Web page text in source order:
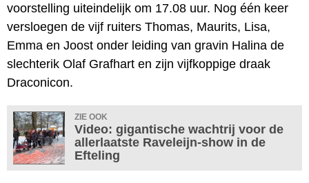
voorstelling uiteindelijk om 17.08 uur. Nog één keer
versloegen de vijf ruiters Thomas, Maurits, Lisa,
Emma en Joost onder leiding van gravin Halina de
slechterik Olaf Grafhart en zijn vijfkoppige draak
Draconicon.
ZIE OOK
Video: gigantische wachtrij voor de
allerlaatste Raveleijn-show in de
Efteling